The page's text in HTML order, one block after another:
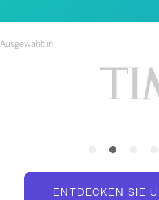
Ausgewählt in
ENTDECKEN SIE